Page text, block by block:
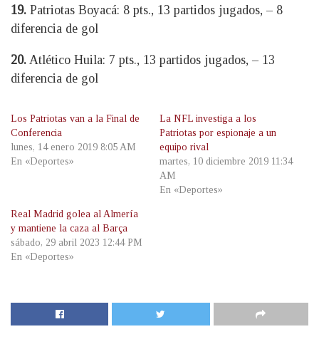
19. Patriotas Boyacá: 8 pts., 13 partidos jugados, – 8
diferencia de gol
20. Atlético Huila: 7 pts., 13 partidos jugados, – 13
diferencia de gol
Los Patriotas van a la Final de
Conferencia
lunes, 14 enero 2019 8:05 AM
En «Deportes»
La NFL investiga a los
Patriotas por espionaje a un
equipo rival
martes, 10 diciembre 2019 11:34
AM
En «Deportes»
Real Madrid golea al Almería
y mantiene la caza al Barça
sábado, 29 abril 2023 12:44 PM
En «Deportes»